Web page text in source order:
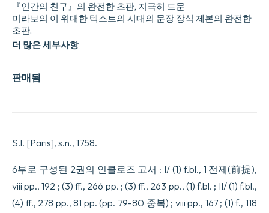
판매됨
『인간의 친구』의 완전한 초판, 지극히 드문
미라보의 이 위대한 텍스트의 시대의 문장 장식 제본의 완전한
초판.
더 많은 세부사항
S.l. [Paris], s.n., 1758.
6부로 구성된 2권의 인클로즈 고서 : I/ (1) f.bl., 1 전제(前提),
viii pp., 192 ; (3) ff., 266 pp. ; (3) ff., 263 pp., (1) f.bl. ; II/ (1) f.bl.,
(4) ff., 278 pp., 81 pp. (pp. 79-80 중복) ; viii pp., 167 ; (1) f., 118